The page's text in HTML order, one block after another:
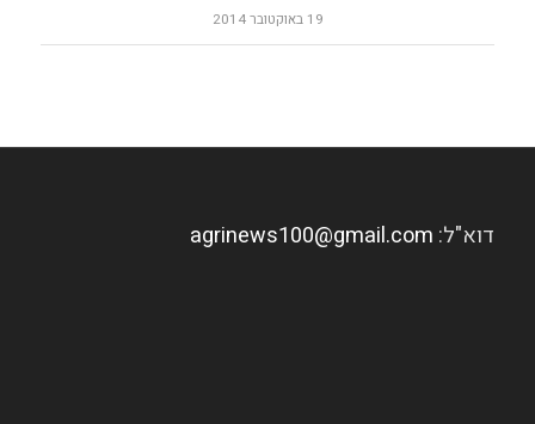
19 באוקטובר 2014
דוא"ל: agrinews100@gmail.com